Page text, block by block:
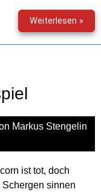
Weiterlesen »Das
des
Markus Stengelin
ist tot, doch
Schergen sinnen